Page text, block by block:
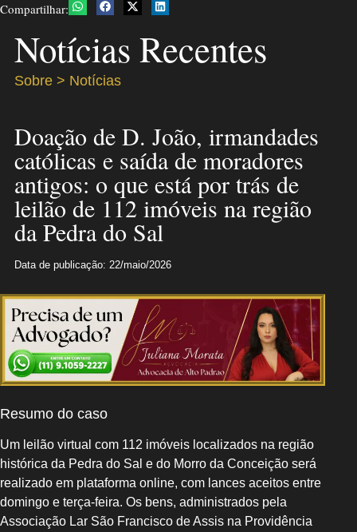
Compartilhar:
Notícias Recentes
Sobre > Notícias
Doação de D. João, irmandades
católicas e saída de moradores
antigos: o que está por trás de
leilão de 112 imóveis na região
da Pedra do Sal
Data de publicação: 22/maio/2026
Resumo do caso
Um leilão virtual com 112 imóveis localizados na região
histórica da Pedra do Sal e do Morro da Conceição será
realizado em plataforma online, com lances aceitos entre
domingo e terça-feira. Os bens, administrados pela
Associação Lar São Francisco de Assis na Providência